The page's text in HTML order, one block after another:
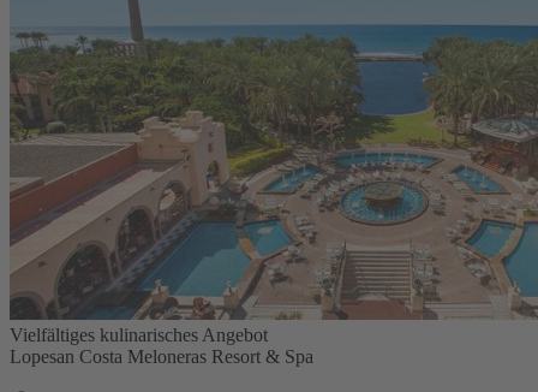
Vielfältiges kulinarisches Angebot
Lopesan Costa Meloneras Resort & Spa